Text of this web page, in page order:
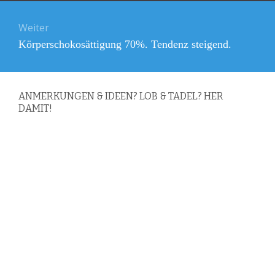
Weiter
Nächster
Körperschokosättigung 70%. Tendenz steigend.
ANMERKUNGEN & IDEEN? LOB & TADEL? HER
DAMIT!